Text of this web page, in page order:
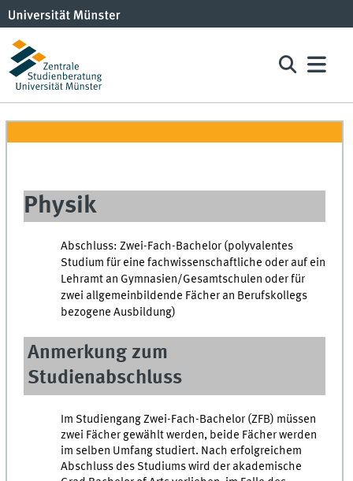
Physik
Abschluss: Zwei-Fach-Bachelor (polyvalentes
Studium für eine fachwissenschaftliche oder auf ein
Lehramt an Gymnasien/Gesamtschulen oder für
zwei allgemeinbildende Fächer an Berufskollegs
bezogene Ausbildung)
Anmerkung zum
Studienabschluss
Im Studiengang Zwei-Fach-Bachelor (ZFB) müssen
zwei Fächer gewählt werden, beide Fächer werden
im selben Umfang studiert. Nach erfolgreichem
Abschluss des Studiums wird der akademische